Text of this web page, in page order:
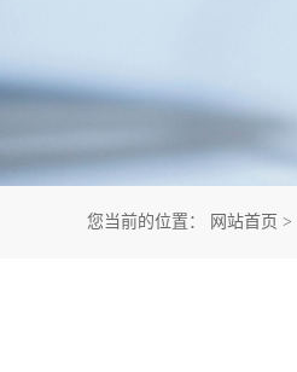
您当前的位置： 网站首页 >